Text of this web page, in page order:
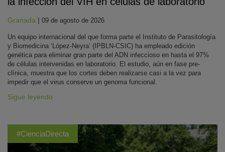
Granada | 09 de agosto de 2026
Un equipo internacional del que forma parte el Instituto de Parasitología
y Biomedicina ‘López-Neyra’ (IPBLN-CSIC) ha empleado edición
genética para eliminar gran parte del ADN infeccioso en hasta el 97%
de células intervenidas en laboratorio. El estudio, aún en fase pre-
clínica, muestra que los cortes deben realizarse casi a la vez para
impedir que el virus conserve un genoma funcional.
Sigue leyendo
#CienciaDirecta